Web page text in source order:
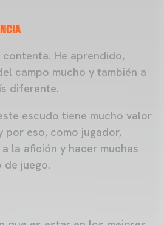
He aprendido,
campo mucho y también a
diferente.
escudo tiene mucho valor
por eso, como jugador,
la afición y hacer muchas
de juego.